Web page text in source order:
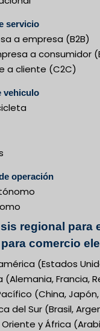
servicio
a empresa (B2B)
a consumidor
a cliente (C2C)
vehiculo
operación
regional para
comercio
(Estados
(Alemania, Francia,
(China,
del Sur (Brasil,
y África